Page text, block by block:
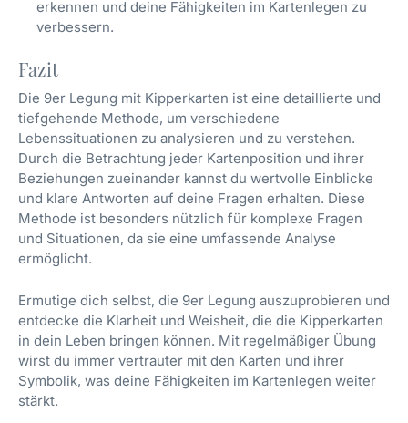
erkennen und deine Fähigkeiten im Kartenlegen zu
verbessern.
Fazit
Die 9er Legung mit Kipperkarten ist eine detaillierte und
tiefgehende Methode, um verschiedene
Lebenssituationen zu analysieren und zu verstehen.
Durch die Betrachtung jeder Kartenposition und ihrer
Beziehungen zueinander kannst du wertvolle Einblicke
und klare Antworten auf deine Fragen erhalten. Diese
Methode ist besonders nützlich für komplexe Fragen
und Situationen, da sie eine umfassende Analyse
ermöglicht.
Ermutige dich selbst, die 9er Legung auszuprobieren und
entdecke die Klarheit und Weisheit, die die Kipperkarten
in dein Leben bringen können. Mit regelmäßiger Übung
wirst du immer vertrauter mit den Karten und ihrer
Symbolik, was deine Fähigkeiten im Kartenlegen weiter
stärkt.